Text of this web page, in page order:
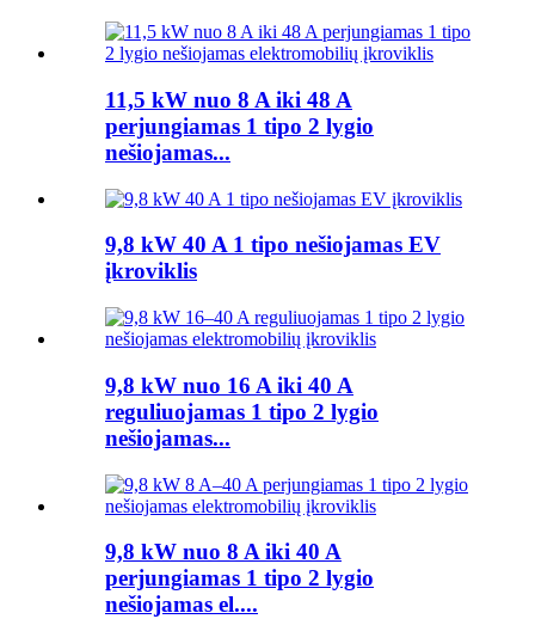
11,5 kW nuo 8 A iki 48 A
perjungiamas 1 tipo 2 lygio
nešiojamas...
9,8 kW 40 A 1 tipo nešiojamas EV
įkroviklis
9,8 kW nuo 16 A iki 40 A
reguliuojamas 1 tipo 2 lygio
nešiojamas...
9,8 kW nuo 8 A iki 40 A
perjungiamas 1 tipo 2 lygio
nešiojamas el....